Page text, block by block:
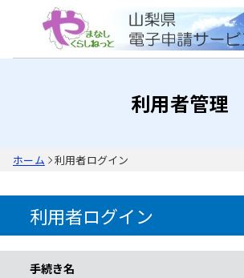
利用者管理
ホーム 利用者ログイン
利用者ログイン
手続き名